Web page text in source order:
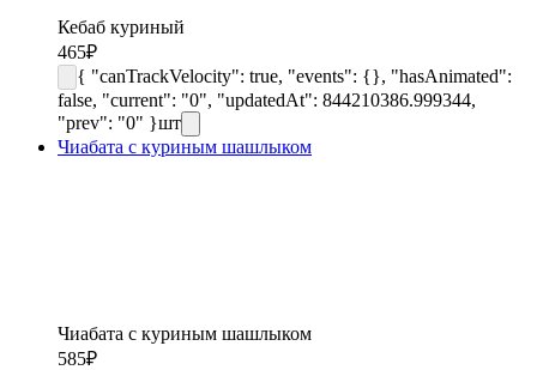
Кебаб куриный
465₽
{ "canTrackVelocity": true, "events": {}, "hasAnimated":
false, "current": "0", "updatedAt": 844210386.999344,
"prev": "0" }шт
Чиабата с куриным шашлыком
Чиабата с куриным шашлыком
585₽